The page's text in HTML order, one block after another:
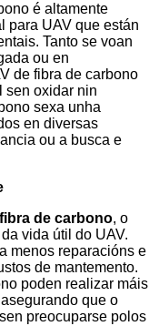
é altamente
para UAV que están
Tanto se voan
ou en
de fibra de carbono
sen oxidar nin
sexa unha
en diversas
ou a busca e
de carbono, o
vida útil do UAV.
menos reparacións e
de mantemento.
poden realizar máis
que o
preocuparse polos